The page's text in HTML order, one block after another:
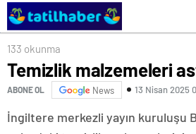
133 okunma
Temizlik malzemeleri
ABONE OL News 13 Nisan 2025
İngiltere merkezli yayın kuruluşu